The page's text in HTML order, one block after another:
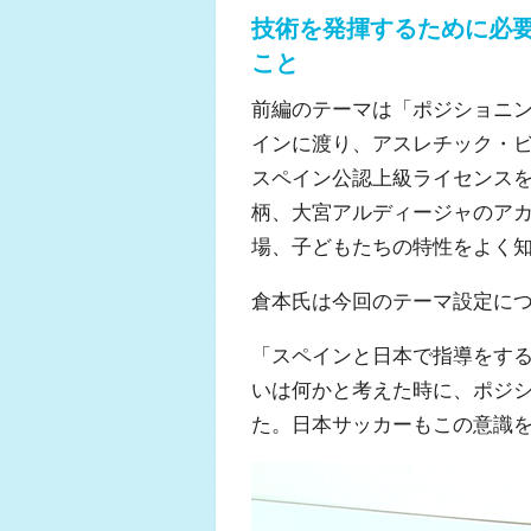
技術を発揮するために必
こと
前編のテーマは「ポジショニ
インに渡り、アスレチック・
スペイン公認上級ライセンス
柄、大宮アルディージャのア
場、子どもたちの特性をよく
倉本氏は今回のテーマ設定に
「スペインと日本で指導をす
いは何かと考えた時に、ポジ
た。日本サッカーもこの意識